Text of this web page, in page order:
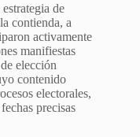
de
contienda, a
activamente
manifiestas
elección
contenido
electorales,
precisas